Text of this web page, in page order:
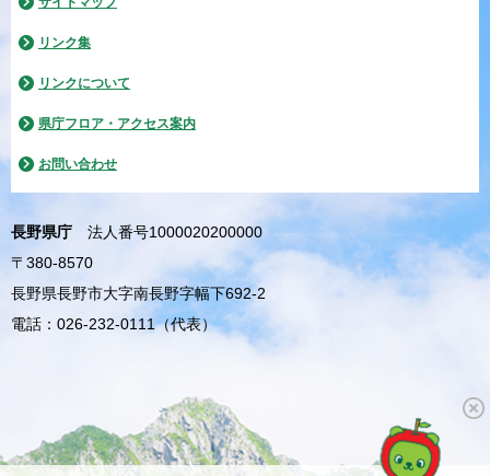
リンク集
リンクについて
県庁フロア・アクセス案内
お問い合わせ
長野県庁
法人番号1000020200000
〒380-8570
長野県長野市大字南長野字幅下692-2
電話：026-232-0111（代表）